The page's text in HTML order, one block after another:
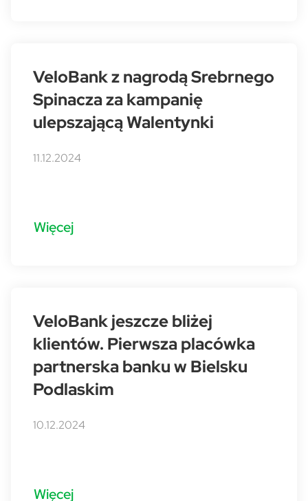
VeloBank z nagrodą Srebrnego
Spinacza za kampanię
ulepszającą Walentynki
11.12.2024
Więcej
VeloBank jeszcze bliżej
klientów. Pierwsza placówka
partnerska banku w Bielsku
Podlaskim
10.12.2024
Więcej